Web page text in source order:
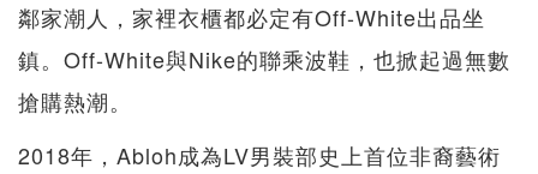
鄰家潮人，家裡衣櫃都必定有Off-White出品坐
鎮。Off-White與Nike的聯乘波鞋，也掀起過無數
搶購熱潮。
2018年，Abloh成為LV男裝部史上首位非裔藝術